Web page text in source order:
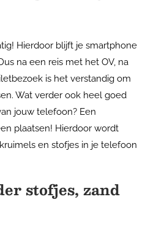
Hierdoor blijft je smartphone
na een reis met het OV, na
is het verstandig om
Wat verder ook heel goed
jouw telefoon? Een
plaatsen! Hierdoor wordt
en stofjes in je telefoon
stofjes, zand